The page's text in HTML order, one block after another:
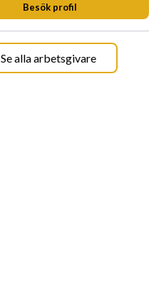
Besök profil
Se alla arbetsgivare